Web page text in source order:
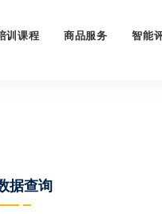
训课程 商品服务 智能
据查询